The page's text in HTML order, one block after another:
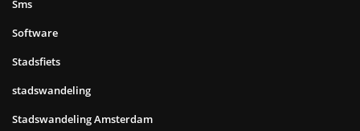
Sms
Software
Stadsfiets
stadswandeling
Stadswandeling Amsterdam